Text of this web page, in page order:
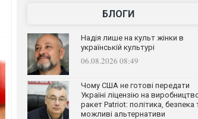
БЛОГИ
Надія лише на культ жінки в
українській культурі
06.08.2026 08:49
Чому США не готові передати
Україні ліцензію на
ракет Patriot: політика, безпека
можливі альтернативи